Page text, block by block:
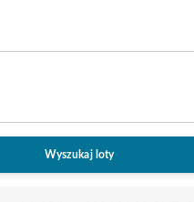
Wyszukaj loty